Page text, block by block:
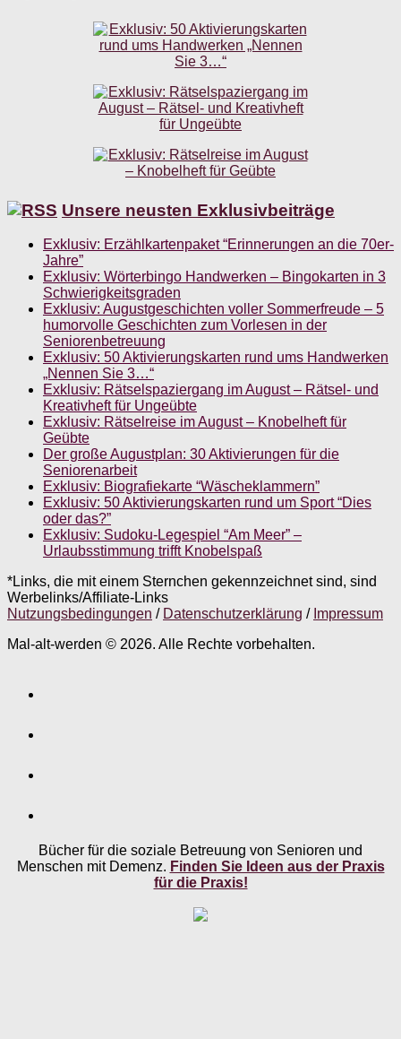
Unsere neusten Exklusivbeiträge
Exklusiv: Erzählkartenpaket “Erinnerungen an die 70er-
Jahre”
Exklusiv: Wörterbingo Handwerken – Bingokarten in 3
Schwierigkeitsgraden
Exklusiv: Augustgeschichten voller Sommerfreude – 5
humorvolle Geschichten zum Vorlesen in der
Seniorenbetreuung
Exklusiv: 50 Aktivierungskarten rund ums Handwerken
„Nennen Sie 3…“
Exklusiv: Rätselspaziergang im August – Rätsel- und
Kreativheft für Ungeübte
Exklusiv: Rätselreise im August – Knobelheft für
Geübte
Der große Augustplan: 30 Aktivierungen für die
Seniorenarbeit
Exklusiv: Biografiekarte “Wäscheklammern”
Exklusiv: 50 Aktivierungskarten rund um Sport “Dies
oder das?”
Exklusiv: Sudoku-Legespiel “Am Meer” –
Urlaubsstimmung trifft Knobelspaß
*Links, die mit einem Sternchen gekennzeichnet sind, sind
Werbelinks/Affiliate-Links
Nutzungsbedingungen / Datenschutzerklärung / Impressum
Mal-alt-werden © 2026. Alle Rechte vorbehalten.
Bücher für die soziale Betreuung von Senioren und
Menschen mit Demenz. Finden Sie Ideen aus der Praxis
für die Praxis!